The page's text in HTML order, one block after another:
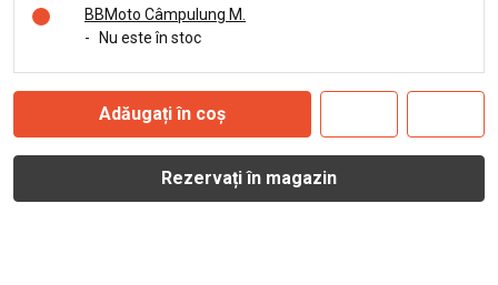
BBMoto Câmpulung M.
-
Nu este în stoc
Adăugați în coș
Rezervați în magazin